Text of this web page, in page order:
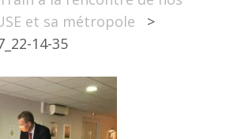
– 2022
et sa métropole
>
14-35